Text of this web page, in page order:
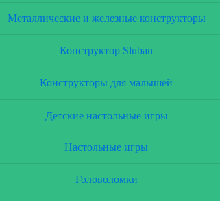
Металлические и железные конструкторы
Конструктор Sluban
Конструкторы для малышей
Детские настольные игры
Настольные игры
Головоломки